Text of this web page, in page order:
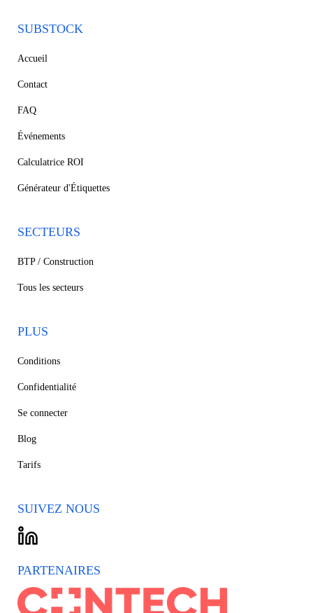
SUBSTOCK
Accueil
Contact
FAQ
Événements
Calculatrice ROI
Générateur d'Étiquettes
SECTEURS
BTP / Construction
Tous les secteurs
PLUS
Conditions
Confidentialité
Se connecter
Blog
Tarifs
SUIVEZ NOUS
PARTENAIRES